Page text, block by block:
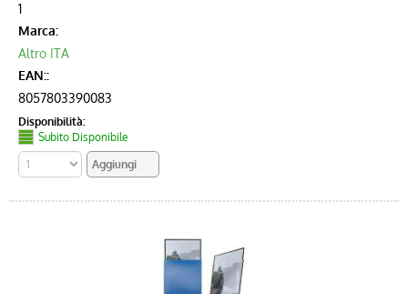
1
Marca:
Altro ITA
EAN::
8057803390083
Disponibilità:
Subito Disponibile